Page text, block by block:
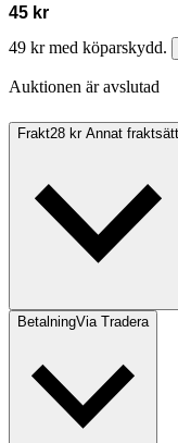
45 kr
49 kr med köparskydd.
Auktionen är avslutad
Frakt28 kr Annat fraktsätt
BetalningVia Tradera